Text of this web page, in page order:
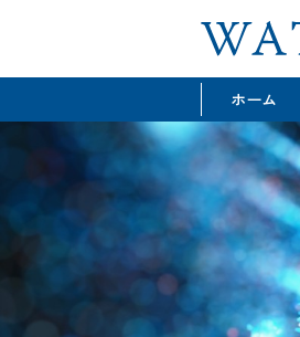
ホーム